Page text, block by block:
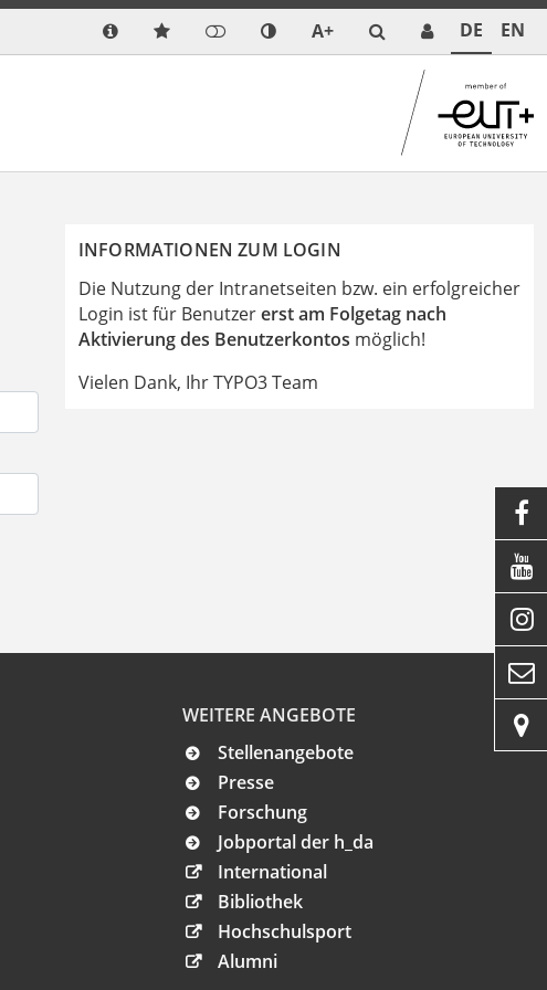
A+ DE EN
INFORMATIONEN ZUM LOGIN
Die Nutzung der Intranetseiten bzw. ein erfolgreicher
Login ist für Benutzererst am Folgetag nach
Aktivierung des Benutzerkontos möglich!
Vielen Dank, Ihr TYPO3 Team
WEITERE ANGEBOTE
Stellenangebote
Presse
Forschung
Jobportal der h_da
International
Bibliothek
Hochschulsport
Alumni




